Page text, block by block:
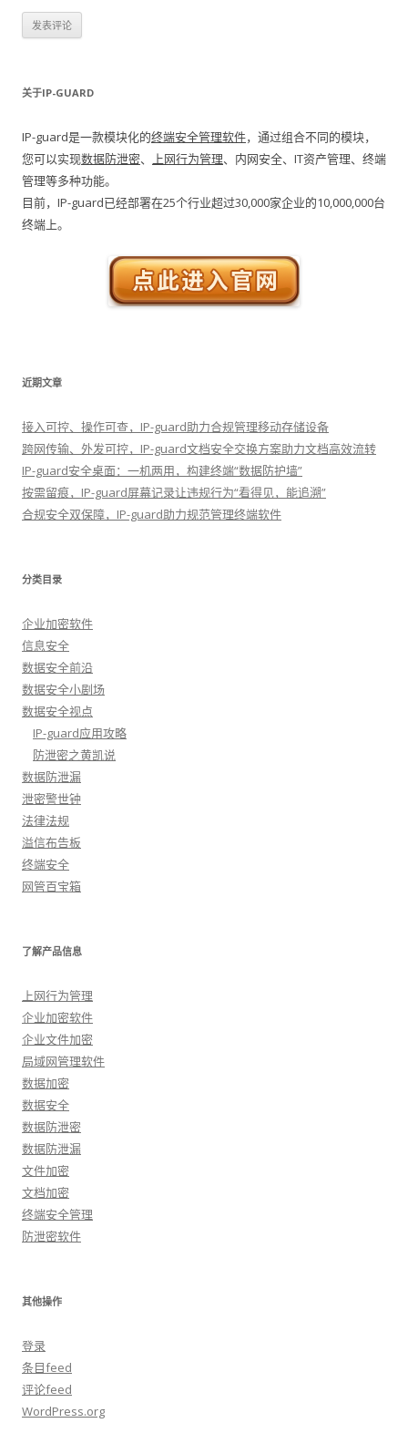
关于IP-GUARD
IP-guard是一款模块化的终端安全管理软件，通过组合不同的模块，
您可以实现数据防泄密、 上网行为管理、内网安全、IT资产管理、终端
管理等多种功能。
目前，IP-guard已经部署在25个行业超过30,000家企业的10,000,000台
终端上。
近期文章
接入可控、操作可查，IP-guard助力合规管理移动存储设备
跨网传输、外发可控，IP-guard文档安全交换方案助力文档高效流转
IP-guard安全桌面：一机两用，构建终端“数据防护墙”
按需留痕，IP-guard屏幕记录让违规行为“看得见，能追溯”
合规安全双保障，IP-guard助力规范管理终端软件
分类目录
企业加密软件
信息安全
数据安全前沿
数据安全小剧场
数据安全视点
IP-guard应用攻略
防泄密之黄凯说
数据防泄漏
泄密警世钟
法律法规
溢信布告板
终端安全
网管百宝箱
了解产品信息
上网行为管理
企业加密软件
企业文件加密
局域网管理软件
数据加密
数据安全
数据防泄密
数据防泄漏
文件加密
文档加密
终端安全管理
防泄密软件
其他操作
登录
条目feed
评论feed
WordPress.org